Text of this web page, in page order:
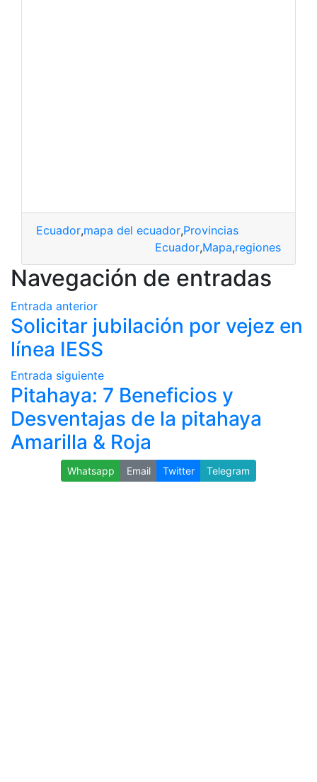
Ecuador,mapa del ecuador,Provincias
Ecuador,Mapa,regiones
Navegación de entradas
Entrada anterior
Solicitar jubilación por vejez en
línea IESS
Entrada siguiente
Pitahaya: 7 Beneficios y
Desventajas de la pitahaya
Amarilla & Roja
Whatsapp Email Twitter Telegram